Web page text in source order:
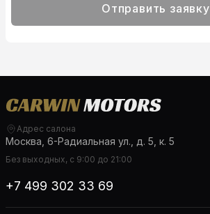
Отправить заявку
Адрес салона
Москва, 6-Радиальная ул., д. 5, к. 5
Без выходных, с 9:00 до 21:00
+7 499 302 33 69